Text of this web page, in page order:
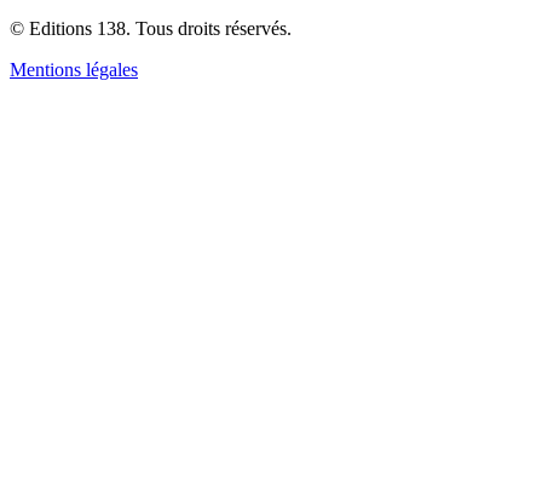
© Editions 138. Tous droits réservés.
Mentions légales